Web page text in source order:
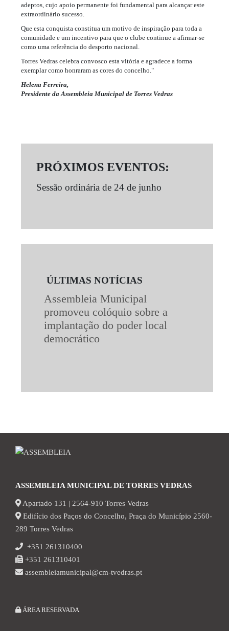
adeptos, cujo apoio permanente foi fundamental para alcançar este
extraordinário sucesso.
Que esta conquista constitua um motivo de inspiração para toda a
comunidade e um incentivo para que o clube continue a afirmar-se
como uma referência do desporto nacional.
Torres Vedras celebra convosco esta vitória e agradece a forma
exemplar como honraram as cores do concelho."
Helena Ferreira,
Presidente da Assembleia Municipal de Torres Vedras
PRÓXIMOS EVENTOS:
Sessão ordinária de 24 de junho
ÚLTIMAS NOTÍCIAS
Assembleia Municipal
promoveu colóquio sobre a
implantação do poder local
democrático
ASSEMBLEIA MUNICIPAL DE TORRES VEDRAS
Apartado 131 | 2564-910 Torres Vedras
Edifício dos Paços do Concelho, Praça do Município 2560-
289 Torres Vedras
+351 261310400
+351 261310401
assembleiamunicipal@cm-tvedras.pt
ÁREA RESERVADA